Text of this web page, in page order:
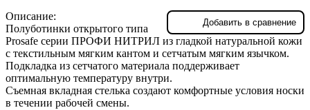
Добавить в сравнение
Описание:
Полуботинки открытого типа
Prosafe серии ПРОФИ НИТРИЛ из гладкой натуральной кожи
с текстильным мягким кантом и сетчатым мягким язычком.
Подкладка из сетчатого материала поддерживает
оптимальную температуру внутри.
Съемная вкладная стелька создают комфортные условия носки
в течении рабочей смены.